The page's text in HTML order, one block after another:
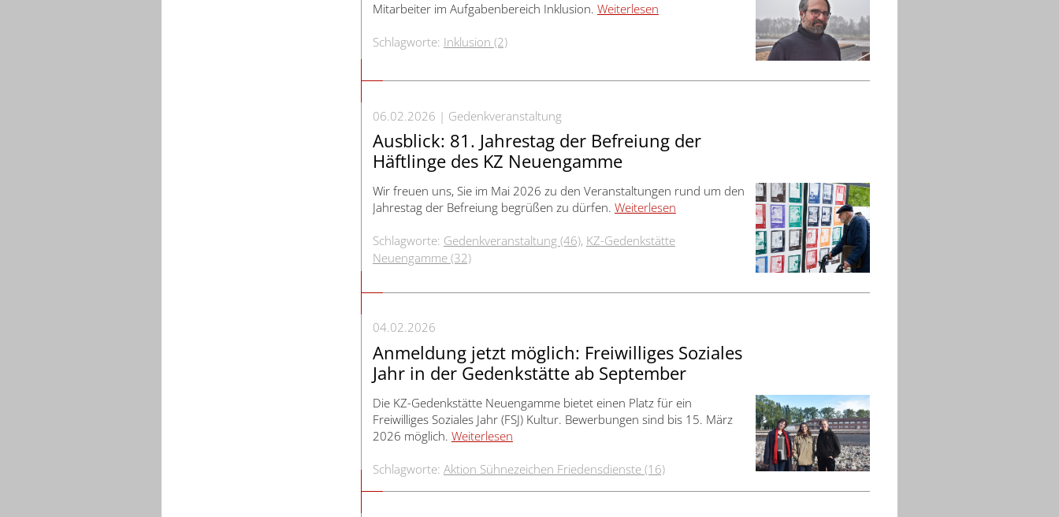
Mitarbeiter im Aufgabenbereich Inklusion. Weiterlesen
Schlagworte: Inklusion (2)
06.02.2026 Gedenkveranstaltung
Ausblick: 81. Jahrestag der Befreiung der
Häftlinge des KZ Neuengamme
Wir freuen uns, Sie im Mai 2026 zu den Veranstaltungen rund um den
Jahrestag der Befreiung begrüßen zu dürfen. Weiterlesen
Schlagworte: Gedenkveranstaltung (46), KZ-Gedenkstätte
Neuengamme (32)
04.02.2026
Anmeldung jetzt möglich: Freiwilliges Soziales
Jahr in der Gedenkstätte ab September
Die KZ-Gedenkstätte Neuengamme bietet einen Platz für ein
Freiwilliges Soziales Jahr (FSJ) Kultur. Bewerbungen sind bis 15. März
2026 möglich. Weiterlesen
Schlagworte: Aktion Sühnezeichen Friedensdienste (16)